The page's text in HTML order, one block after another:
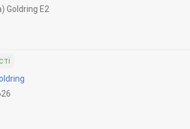
Goldring E2